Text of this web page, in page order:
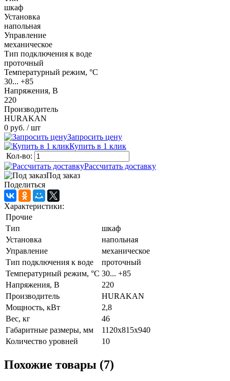
шкаф
Установка
напольная
Управление
механическое
Тип подключения к воде
проточный
Температурный режим, °C
30... +85
Напряжения, В
220
Производитель
HURAKAN
0 руб. / шт
Запросить цену
Купить в 1 клик
Кол-во:
Рассчитать доставку
Под заказ
Поделиться
Характеристики:
Прочие
Тип
шкаф
Установка
напольная
Управление
механическое
Тип подключения к воде
проточный
Температурный режим, °C 30... +85
Напряжения, В
220
Производитель
HURAKAN
Мощность, кВт
2,8
Вес, кг
46
Габаритные размеры, мм
1120х815х940
Количество уровней
10
Похожие товары (7)